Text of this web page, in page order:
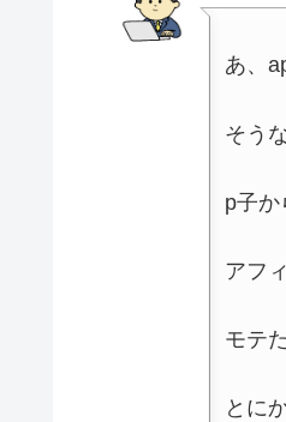
あ、
そう
p子か
アフ
モテ
とに